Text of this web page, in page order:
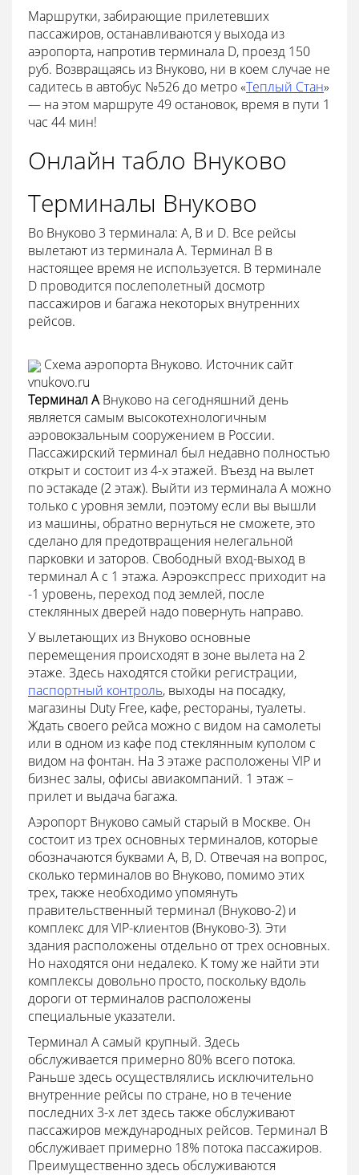
Маршрутки, забирающие прилетевших
пассажиров, останавливаются у выхода из
аэропорта, напротив терминала D, проезд 150
руб. Возвращаясь из Внуково, ни в коем случае не
садитесь в автобус №526 до метро «Теплый Стан»
— на этом маршруте 49 остановок, время в пути 1
час 44 мин!
Онлайн табло Внуково
Терминалы Внуково
Во Внуково 3 терминала: А, В и D. Все рейсы
вылетают из терминала А. Терминал В в
настоящее время не используется. В терминале
D проводится послеполетный досмотр
пассажиров и багажа некоторых внутренних
рейсов.
Схема аэропорта Внуково. Источник сайт
vnukovo.ru
Терминал АВнуково на сегодняшний день
является самым высокотехнологичным
аэровокзальным сооружением в России.
Пассажирский терминал был недавно полностью
открыт и состоит из 4-х этажей. Въезд на вылет
по эстакаде (2 этаж). Выйти из терминала А можно
только с уровня земли, поэтому если вы вышли
из машины, обратно вернуться не сможете, это
сделано для предотвращения нелегальной
парковки и заторов. Свободный вход-выход в
терминал А с 1 этажа. Аэроэкспресс приходит на
-1 уровень, переход под землей, после
стеклянных дверей надо повернуть направо.
У вылетающих из Внуково основные
перемещения происходят в зоне вылета на 2
этаже. Здесь находятся стойки регистрации,
паспортный контроль, выходы на посадку,
магазины Duty Free, кафе, рестораны, туалеты.
Ждать своего рейса можно с видом на самолеты
или в одном из кафе под стеклянным куполом с
видом на фонтан. На 3 этаже расположены VIP и
бизнес залы, офисы авиакомпаний. 1 этаж –
прилет и выдача багажа.
Аэропорт Внуково самый старый в Москве. Он
состоит из трех основных терминалов, которые
обозначаются буквами A, B, D. Отвечая на вопрос,
сколько терминалов во Внуково, помимо этих
трех, также необходимо упомянуть
правительственный терминал (Внуково-2) и
комплекс для VIP-клиентов (Внуково-3). Эти
здания расположены отдельно от трех основных.
Но находятся они недалеко. К тому же найти эти
комплексы довольно просто, поскольку вдоль
дороги от терминалов расположены
специальные указатели.
Терминал А самый крупный. Здесь
обслуживается примерно 80% всего потока.
Раньше здесь осуществлялись исключительно
внутренние рейсы по стране, но в течение
последних 3-х лет здесь также обслуживают
пассажиров международных рейсов. Терминал В
обслуживает примерно 18% потока пассажиров.
Преимущественно здесь обслуживаются